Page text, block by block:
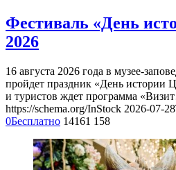
Фестиваль «День
2026
16 августа 2026 года в музее-
пройдет праздник «День истории
и туристов ждет программа
https://schema.org/InStock 2026-07-
0Бесплатно 14161 158